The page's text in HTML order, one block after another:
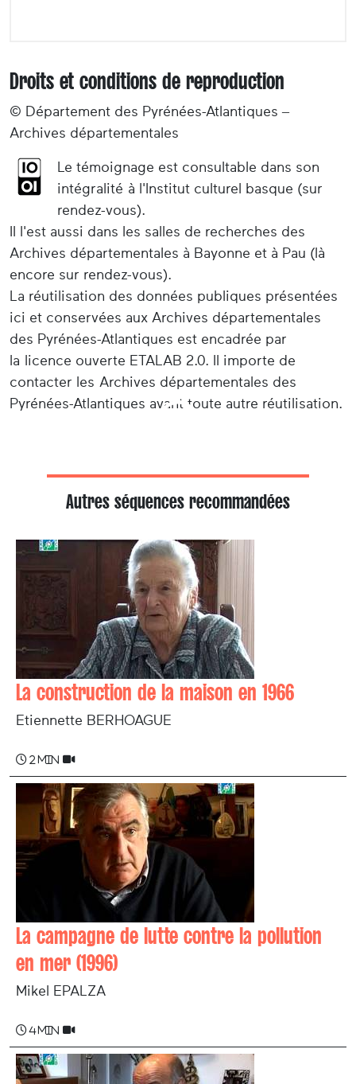
Droits et conditions de reproduction
© Département des Pyrénées-Atlantiques –
Archives départementales
Le témoignage est consultable dans son
intégralité à l'Institut culturel basque (sur
rendez-vous).
Il l'est aussi dans les salles de recherches des
Archives départementales à Bayonne et à Pau (là
encore sur rendez-vous).
La réutilisation des données publiques présentées
ici et conservées aux Archives départementales
des Pyrénées-Atlantiques est encadrée par
la licence ouverte ETALAB 2.0. Il importe de
contacter les Archives départementales des
Pyrénées-Atlantiques avant toute autre réutilisation.
Autres séquences recommandées
La construction de la maison en 1966
Etiennette BERHOAGUE
2 min
La campagne de lutte contre la pollution
en mer (1996)
Mikel EPALZA
4 min